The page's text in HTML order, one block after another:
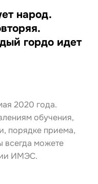
народ.
гордо идет
2020 года.
обучения,
порядке приема,
всегда можете
ИМЭС.